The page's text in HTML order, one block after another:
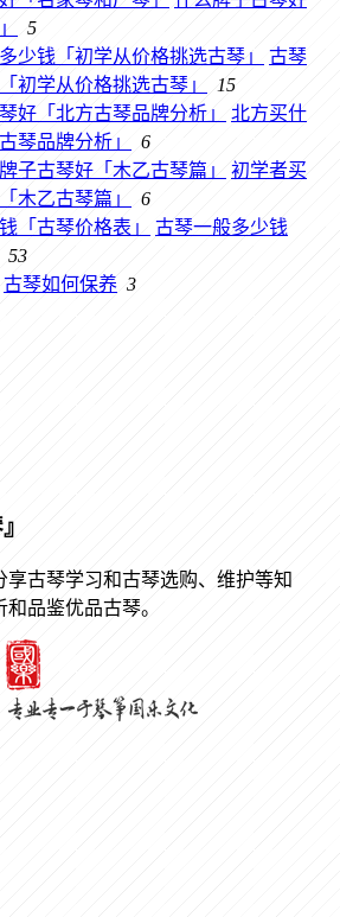
5
古琴
初学从价格挑选古琴」
15
北方买什
琴品牌分析」
6
初学者买
木乙古琴篇」
6
古琴一般多少钱
53
古琴如何保养 3
享古琴学习和古琴选购、维护等知
品鉴优品古琴。